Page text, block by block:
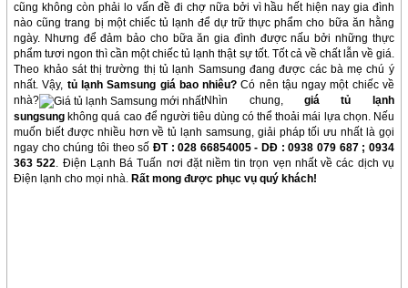
cũng không còn phải lo vấn đề đi chợ nữa bởi vì hầu hết hiện nay gia đình
nào cũng trang bị một chiếc tủ lạnh để dự trữ thực phẩm cho bữa ăn hằng
ngày. Nhưng để đảm bảo cho bữa ăn gia đình được nấu bởi những thực
phẩm tươi ngon thì cần một chiếc tủ lạnh thật sự tốt. Tốt cả về chất lẫn về giá.
Theo khảo sát thị trường thị tủ lạnh Samsung đang được các bà mẹ chú ý
nhất. Vậy, tủ lạnh Samsung giá bao nhiêu? Có nên tậu ngay một chiếc về
nhà?
Nhìn chung, giá tủ lạnh
sungsung không quá cao để người tiêu dùng có thể thoải mái lựa chọn. Nếu
muốn biết được nhiều hơn về tủ lạnh samsung, giải pháp tối ưu nhất là gọi
ngay cho chúng tôi theo số ĐT : 028 66854005 - DĐ : 0938 079 687 ; 0934
363 522
. Điện Lạnh Bá Tuấn nơi đặt niềm tin trọn vẹn nhất về các dịch vụ
Điện lạnh cho mọi nhà.Rất mong được phục vụ quý khách!